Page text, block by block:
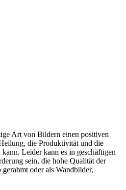
Art von Bildern einen positiven
die Produktivität und die
Leider kann es in geschäftigen
sein, die hohe Qualität der
oder als Wandbilder,